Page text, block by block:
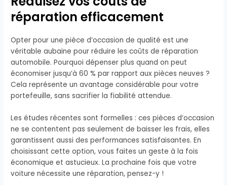
réparation efficacement
Opter pour une pièce d’occasion de qualité est une
véritable aubaine pour réduire les coûts de réparation
automobile. Pourquoi dépenser plus quand on peut
économiser jusqu’à 60 % par rapport aux pièces neuves ?
Cela représente un avantage considérable pour votre
portefeuille, sans sacrifier la fiabilité attendue.
Les études récentes sont formelles : ces pièces d’occasion
ne se contentent pas seulement de baisser les frais, elles
garantissent aussi des performances satisfaisantes. En
choisissant cette option, vous faites un geste à la fois
économique et astucieux. La prochaine fois que votre
voiture nécessite une réparation, pensez-y !